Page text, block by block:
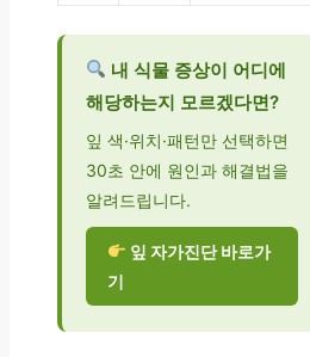
내 식물 증상이 어디에
해당하는지 모르겠다면?
잎 색·위치·패턴만 선택하면
30초 안에 원인과 해결법을
알려드립니다.
잎 자가진단 바로가
기